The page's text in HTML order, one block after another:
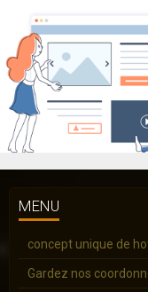
food
REIMS
MENU
concept unique de
Gardez nos